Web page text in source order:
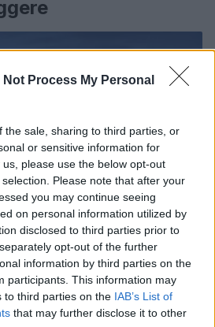
Not Process My Personal
the sale, sharing to third parties, or
or sensitive information for
please use the below opt-out
Please note that after your
you may continue seeing
on personal information utilized by
disclosed to third parties prior to
opt-out of the further
information by third parties on the
participants. This information may
to third parties on the IAB’s List of
that may further disclose it to other
di sci di fondo, lascia